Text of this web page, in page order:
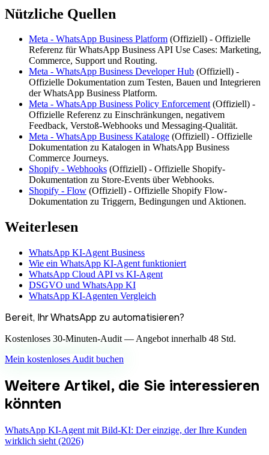
Nützliche Quellen
Meta - WhatsApp Business Platform (Offiziell) - Offizielle
Referenz für WhatsApp Business API Use Cases: Marketing,
Commerce, Support und Routing.
Meta - WhatsApp Business Developer Hub (Offiziell) -
Offizielle Dokumentation zum Testen, Bauen und Integrieren
der WhatsApp Business Platform.
Meta - WhatsApp Business Policy Enforcement (Offiziell) -
Offizielle Referenz zu Einschränkungen, negativem
Feedback, Verstoß-Webhooks und Messaging-Qualität.
Meta - WhatsApp Business Kataloge (Offiziell) - Offizielle
Dokumentation zu Katalogen in WhatsApp Business
Commerce Journeys.
Shopify - Webhooks (Offiziell) - Offizielle Shopify-
Dokumentation zu Store-Events über Webhooks.
Shopify - Flow (Offiziell) - Offizielle Shopify Flow-
Dokumentation zu Triggern, Bedingungen und Aktionen.
Weiterlesen
WhatsApp KI-Agent Business
Wie ein WhatsApp KI-Agent funktioniert
WhatsApp Cloud API vs KI-Agent
DSGVO und WhatsApp KI
WhatsApp KI-Agenten Vergleich
Bereit, Ihr WhatsApp zu automatisieren?
Kostenloses 30-Minuten-Audit — Angebot innerhalb 48 Std.
Mein kostenloses Audit buchen
Weitere Artikel, die Sie interessieren
könnten
WhatsApp KI-Agent mit Bild-KI: Der einzige, der Ihre Kunden
wirklich sieht (2026)